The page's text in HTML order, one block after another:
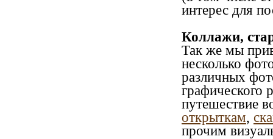
интерес для
Коллажи,
Так же мы
несколько
различных
графического
путешествие
открыткам,
прочим